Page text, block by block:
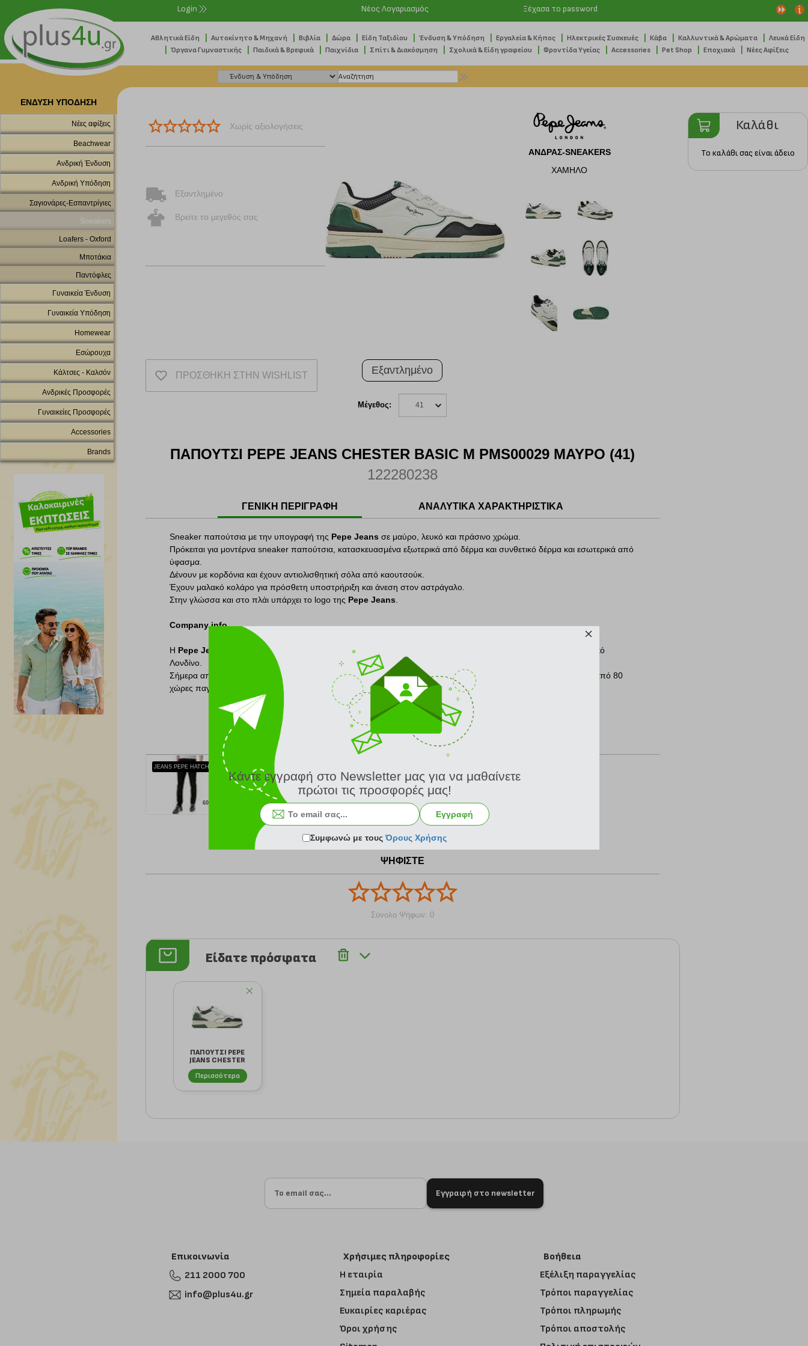
Login Νέος Λογαριασμός Ξέχασα το password
Αθλητικά Είδη Αυτοκίνητο & Μηχανή Βιβλία Δώρα Είδη Ταξιδίου Ένδυση & Υπόδηση Εργαλεία & Κήπος Ηλεκτρικές Συσκευές Κάβα Καλλυντικά & Αρώματα Λευκά Είδη
Όργανα Γυμναστικής Παιδικά & Βρεφικά Παιχνίδια Σπίτι & Διακόσμηση Σχολικά & Είδη γραφείου Φροντίδα Υγείας Accessories Pet Shop Εποχιακά Νέες Αφίξεις
ΕΝΔΥΣΗ ΥΠΟΔΗΣΗ
Νέες αφίξεις
Beachwear
Ανδρική Ένδυση
Ανδρική Υπόδηση
Σαγιονάρες-Εσπαντρίγιες
Sneakers
Loafers - Oxford
Μποτάκια
Παντόφλες
Γυναικεία Ένδυση
Γυναικεία Υπόδηση
Homewear
Εσώρουχα
Κάλτσες - Καλσόν
Ανδρικές Προσφορές
Γυναικείες Προσφορές
Accessories
Brands
Χωρίς αξιολογήσεις
Εξαντλημένο
Βρείτε το μεγεθός σας
ΑΝΔΡΑΣ-SNEAKERS
ΧΑΜΗΛΟ
ΠΡΟΣΘΗΚΗ ΣΤΗΝ WISHLIST Εξαντλημένο
Μέγεθος: 41
ΠΑΠΟΥΤΣΙ PEPE JEANS CHESTER BASIC M PMS00029 ΜΑΥΡΟ (41)
122280238
ΓΕΝΙΚΗ ΠΕΡΙΓΡΑΦΗ ΑΝΑΛΥΤΙΚΑ ΧΑΡΑΚΤΗΡΙΣΤΙΚΑ
Sneaker παπούτσια με την υπογραφή της Pepe Jeans σε μαύρο, λευκό και πράσινο χρώμα.
Πρόκειται για μοντέρνα sneaker παπούτσια, κατασκευασμένα εξωτερικά από δέρμα και συνθετικό δέρμα και εσωτερικά από
ύφασμα.
Δένουν με κορδόνια και έχουν αντιολισθητική σόλα από καουτσούκ.
Έχουν μαλακό κολάρο για πρόσθετη υποστρήριξη και άνεση στον αστράγαλο.
Στην γλώσσα και στο πλάι υπάρχει το logo της Pepe Jeans
Company info
Η Pepe Jeans
, ένα αυθεντικό λονδρέζικο brand, πρωτοεμφανίστηκε το 1973 στην αγορά του Portobello στο δυτικό
Λονδίνο.
Σήμερα αποτελεί ένα από τα κορυφαία brands στον χώρου του denim & casual, με δυναμική παρουσία σε πάνω από 80
χώρες παγκοσμίως.
ΣΧΕΤΙΚΑ ΠΡΟΪΟΝΤΑ
60.60 € 52.50 € 119.50 €
ΨΗΦΙΣΤΕ
Σύνολο Ψήφων: 0
Είδατε πρόσφατα
ΠΑΠΟΥΤΣΙ PEPE
JEANS CHESTER
BASIC M PMS00029
...
Περισσότερα
Καλάθι
Το καλάθι σας είναι άδειο
Εγγραφή στο newsletter
Επικοινωνία
211 2000 700
info@plus4u.gr
Χρήσιμες πληροφορίες
Η εταιρία
Σημεία παραλαβής
Ευκαιρίες καριέρας
Όροι χρήσης
Βοήθεια
Εξέλιξη παραγγελίας
Τρόποι παραγγελίας
Τρόποι πληρωμής
Τρόποι αποστολής
Κάντε εγγραφή στο Newsletter μας για να μαθαίνετε
πρώτοι τις προσφορές μας!
Εγγραφή
Συμφωνώ με τουςΌρους Χρήσης